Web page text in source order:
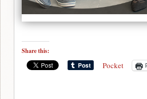
Share this:
Pocket